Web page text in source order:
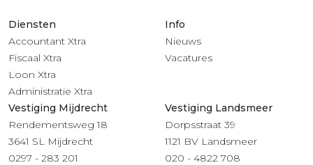
Diensten
Accountant Xtra
Fiscaal Xtra
Loon Xtra
Administratie Xtra
Info
Nieuws
Vacatures
Vestiging Mijdrecht
Rendementsweg 18
3641 SL Mijdrecht
0297 - 283 201
Vestiging Landsmeer
Dorpsstraat 39
1121 BV Landsmeer
020 - 4822 708